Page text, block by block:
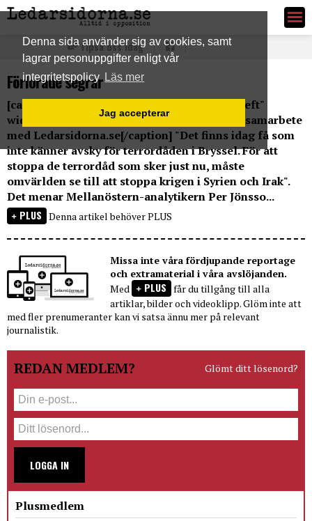
Denna sida använder sig av cookies, samt
lagrar personuppgifter enligt vår
integritetspolicy Läs mer
Jag accepterar
Ledarsidorna.se
Tipsa oss idag
Förlorade segrar
[caption id="attachment_5990" align="alignleft"
width="418"] Copyright Kjell Nilsson Mäki i samarbete
med Ledarsidorna.se[/caption] "Det finns idag få som
inte känner avsky för terrordåden i Bryssel. För att
stoppa de terrordåd som sker just nu, måste
omvärlden se till att stoppa krigen i Syrien och Irak".
Det menar Mellanöstern-analytikern Per Jönsso...
PLUS Denna artikel behöver PLUS
Missa inte våra fördjupande reportage
och extramaterial i våra avslöjanden.
Med
PLUS får du tillgång till alla
artiklar, bilder och videoklipp. Glöm inte att
med fler prenumeranter kan vi satsa ännu mer på relevant
journalistik.
REDAN MEDLEM? Glömt ditt lösenord?
LOGGA IN
Plusmedlem